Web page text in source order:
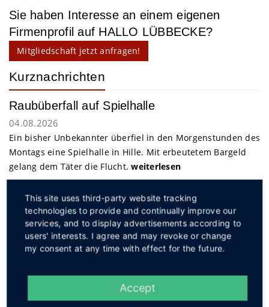
Sie haben Interesse an einem eigenen
Firmenprofil auf HALLO LÜBBECKE?
Mitgliedschaft jetzt anfragen!
Kurznachrichten
Raubüberfall auf Spielhalle
04.08.2026
Ein bisher Unbekannter überfiel in den Morgenstunden des
Montags eine Spielhalle in Hille. Mit erbeutetem Bargeld
gelang dem Täter die Flucht.weiterlesen
Service
Social
This site uses third-party website tracking
technologies to provide and continually improve our
services, and to display advertisements according to
users' interests. I agree and may revoke or change
my consent at any time with effect for the future.
Accept